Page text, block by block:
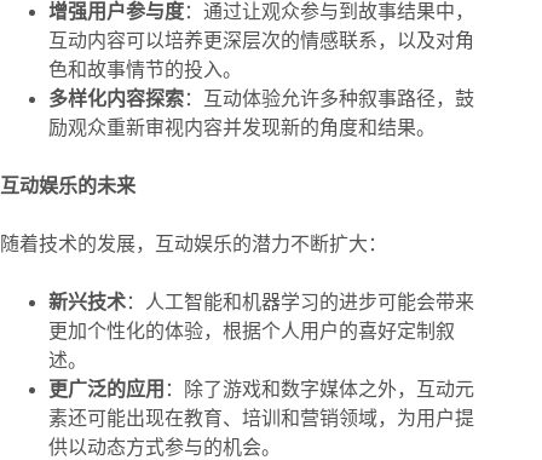
增强用户参与度：通过让观众参与到故事结果中，
互动内容可以培养更深层次的情感联系，以及对角
色和故事情节的投入。
多样化内容探索：互动体验允许多种叙事路径，鼓
励观众重新审视内容并发现新的角度和结果。
互动娱乐的未来
随着技术的发展，互动娱乐的潜力不断扩大：
新兴技术：人工智能和机器学习的进步可能会带来
更加个性化的体验，根据个人用户的喜好定制叙
述。
更广泛的应用 ：除了游戏和数字媒体之外，互动元
素还可能出现在教育、培训和营销领域，为用户提
供以动态方式参与的机会。